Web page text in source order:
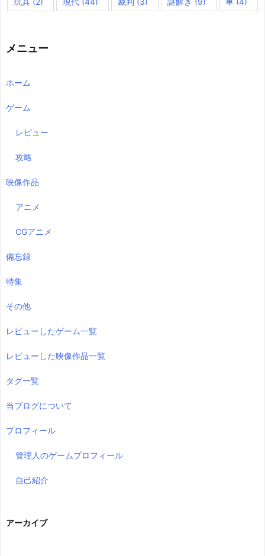
メニュー
ホーム
ゲーム
レビュー
攻略
映像作品
アニメ
CGアニメ
備忘録
特集
その他
レビューしたゲーム一覧
レビューした映像作品一覧
タグ一覧
当ブログについて
プロフィール
管理人のゲームプロフィール
自己紹介
アーカイブ